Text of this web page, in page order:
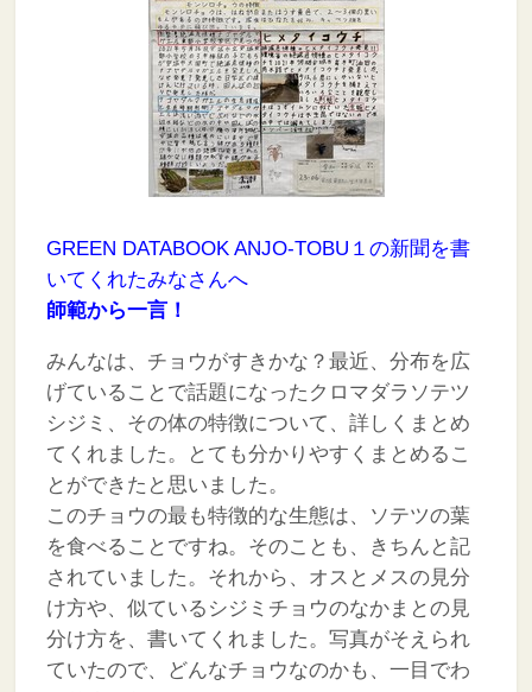
GREEN DATABOOK ANJO-TOBU１の新聞を書
いてくれたみなさんへ
師範から一言！
みんなは、チョウがすきかな？最近、分布を広
げていることで話題になったクロマダラソテツ
シジミ、その体の特徴について、詳しくまとめ
てくれました。とても分かりやすくまとめるこ
とができたと思いました。
このチョウの最も特徴的な生態は、ソテツの葉
を食べることですね。そのことも、きちんと記
されていました。それから、オスとメスの見分
け方や、似ているシジミチョウのなかまとの見
分け方を、書いてくれました。写真がそえられ
ていたので、どんなチョウなのかも、一目でわ